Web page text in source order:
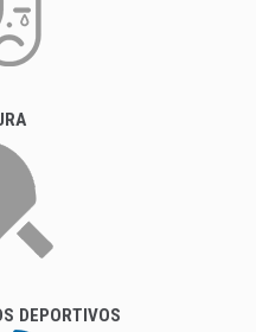
DEPORTIVOS